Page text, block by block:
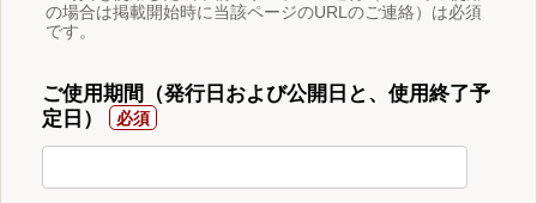
の場合は掲載開始時に当該ページのURLのご連絡）は必須
です。
ご使用期間（発行日および公開日と、使用終了予
定日）